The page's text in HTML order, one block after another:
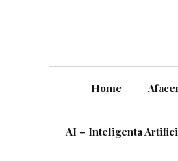
Home
AI – Inteligenta